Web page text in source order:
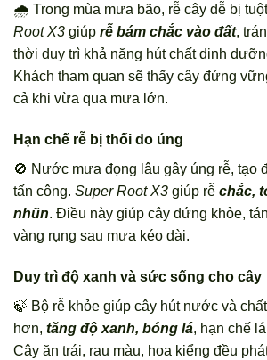
🌧️ Trong mùa mưa bão, rễ cây dễ bị
Root X3 giúp rễ bám chắc vào đất,
thời duy trì khả năng hút chất dinh
Khách tham quan sẽ thấy cây đứng
cả khi vừa qua mưa lớn.
Hạn chế rễ bị thối do úng
🚫 Nước mưa đọng lâu gây úng rễ, tạo
tấn công. Super Root X3 giúp rễ chắc,
nhũn. Điều này giúp cây đứng khỏe,
vàng rụng sau mưa kéo dài.
Duy trì độ xanh và sức sống cho cây
🍃 Bộ rễ khỏe giúp cây hút nước và
hơn, tăng độ xanh, bóng lá, hạn chế
Cây ăn trái, rau màu, hoa kiểng đều